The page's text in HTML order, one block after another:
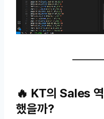
🔥 KT의 Sales
했을까?